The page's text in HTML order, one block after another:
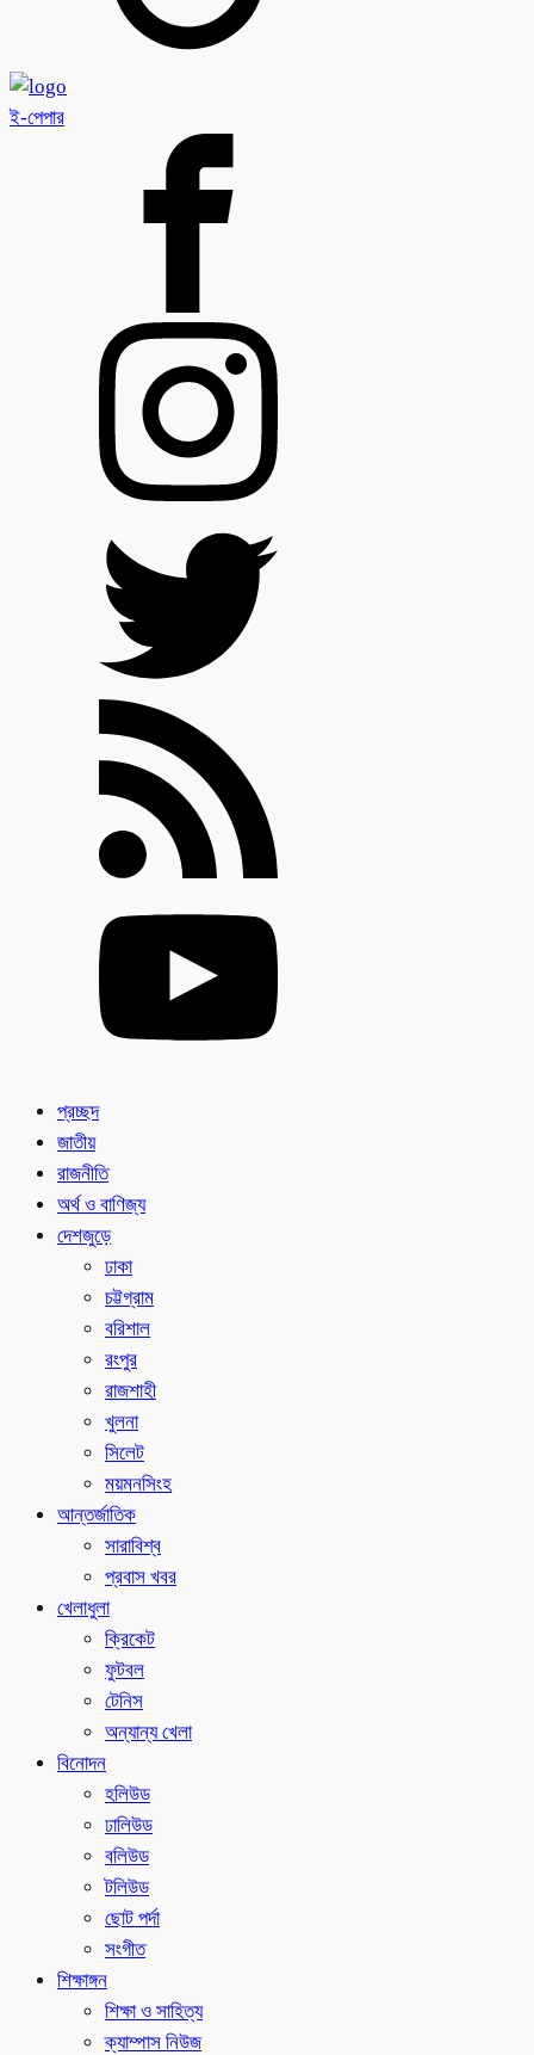
ই-পেপার
প্রচ্ছদ
জাতীয়
রাজনীতি
অর্থ ও বাণিজ্য
দেশজুড়ে
ঢাকা
চট্টগ্রাম
বরিশাল
রংপুর
রাজশাহী
খুলনা
সিলেট
ময়মনসিংহ
আন্তর্জাতিক
সারাবিশ্ব
প্রবাস খবর
খেলাধুলা
ক্রিকেট
ফুটবল
টেনিস
অন্যান্য খেলা
বিনোদন
হলিউড
ঢালিউড
বলিউড
টলিউড
ছোট পর্দা
সংগীত
শিক্ষাঙ্গন
শিক্ষা ও সাহিত্য
ক্যাম্পাস নিউজ